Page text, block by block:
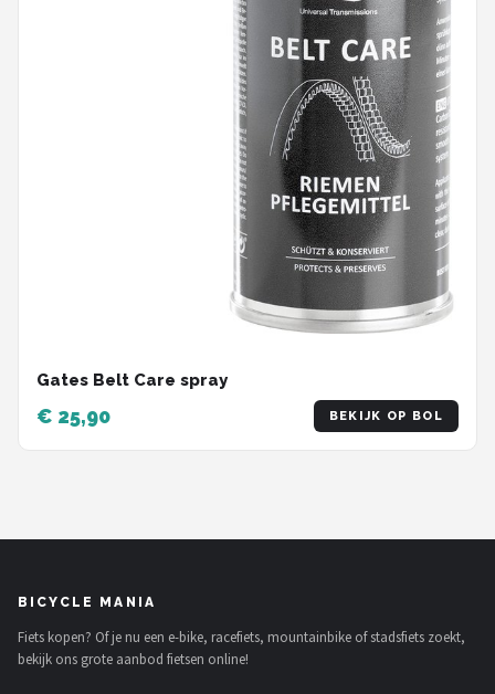
Gates Belt Care spray
€ 25,90 BEKIJK OP BOL
BICYCLE MANIA
Fiets kopen? Of je nu een e-bike, racefiets, mountainbike of stadsfiets zoekt,
bekijk ons grote aanbod fietsen online!